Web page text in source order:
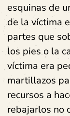
esquinas de
de la víctima
partes que
los pies o la
víctima era
martillazos
recursos a
rebajarlos no